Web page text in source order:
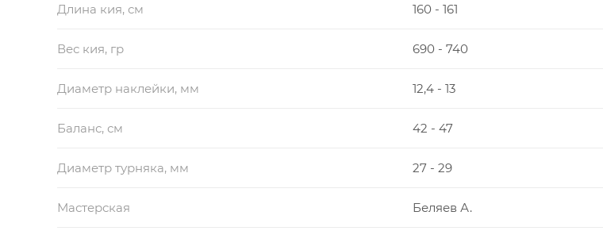
Длина кия, см 160 - 161
Вес кия, гр 690 - 740
Диаметр наклейки, мм 12,4 - 13
Баланс, см 42 - 47
Диаметр турняка, мм 27 - 29
Мастерская Беляев А.